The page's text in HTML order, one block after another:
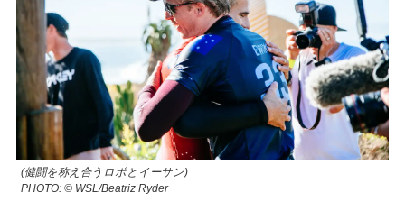
(健闘を称え合うロボとイーサン)
PHOTO: © WSL/Beatriz Ryder